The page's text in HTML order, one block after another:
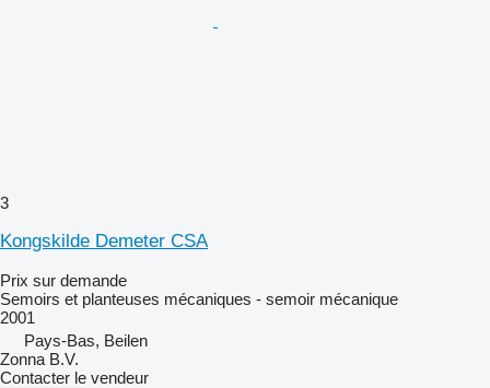
3
Kongskilde Demeter CSA
Prix sur demande
Semoirs et planteuses mécaniques - semoir mécanique
2001
Pays-Bas, Beilen
Zonna B.V.
Contacter le vendeur